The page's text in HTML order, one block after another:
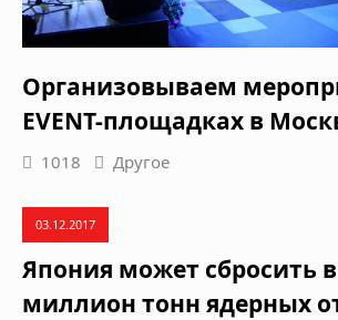
Организовываем
EVENT-площадках в
1018 Другое
03.12.2017
Япония может сбросить
миллион тонн ядерных